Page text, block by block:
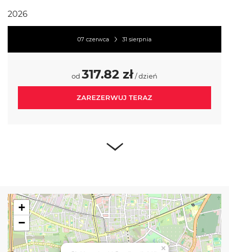
2026
07 czerwca 31 sierpnia
od 317.82 zł/ dzień
ZAREZERWUJ TERAZ
×
+
−